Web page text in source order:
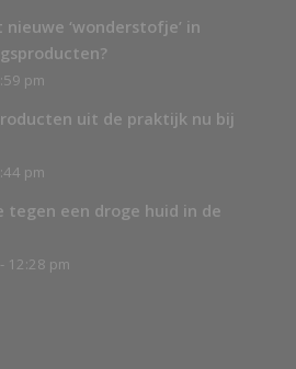
‘wonderstofje’ in
pm
uit de praktijk nu bij
pm
tegen een droge huid in de
12:28 pm